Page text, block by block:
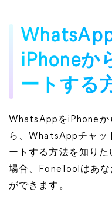
iPhoneか
ートする
WhatsAppをiPhoneか
ら、WhatsAppチャッ
ートする方法を知り
場合、FoneToolはあ
ができます。